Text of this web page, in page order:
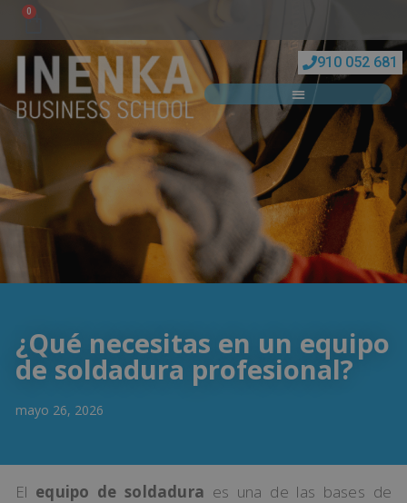
0
910 052 681
¿Qué necesitas en un equipo
de soldadura profesional?
mayo 26, 2026
El equipo de soldadura es una de las bases de